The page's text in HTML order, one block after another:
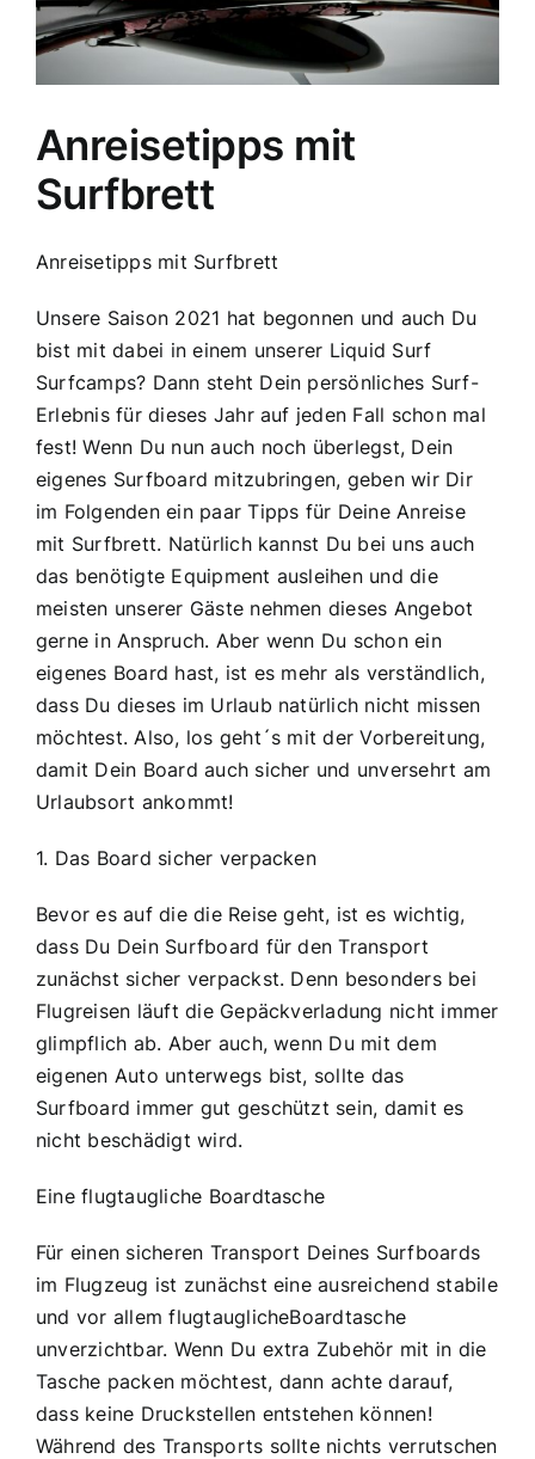
Anreisetipps mit
Surfbrett
Anreisetipps mit Surfbrett
Unsere Saison 2021 hat begonnen und auch Du
bist mit dabei in einem unserer Liquid Surf
Surfcamps? Dann steht Dein persönliches Surf-
Erlebnis für dieses Jahr auf jeden Fall schon mal
fest! Wenn Du nun auch noch überlegst, Dein
eigenes Surfboard mitzubringen, geben wir Dir
im Folgenden ein paar Tipps für Deine Anreise
mit Surfbrett. Natürlich kannst Du bei uns auch
das benötigte Equipment ausleihen und die
meisten unserer Gäste nehmen dieses Angebot
gerne in Anspruch. Aber wenn Du schon ein
eigenes Board hast, ist es mehr als verständlich,
dass Du dieses im Urlaub natürlich nicht missen
möchtest. Also, los geht´s mit der Vorbereitung,
damit Dein Board auch sicher und unversehrt am
Urlaubsort ankommt!
1. Das Board sicher verpacken
Bevor es auf die die Reise geht, ist es wichtig,
dass Du Dein Surfboard für den Transport
zunächst sicher verpackst. Denn besonders bei
Flugreisen läuft die Gepäckverladung nicht immer
glimpflich ab. Aber auch, wenn Du mit dem
eigenen Auto unterwegs bist, sollte das
Surfboard immer gut geschützt sein, damit es
nicht beschädigt wird.
Eine flugtaugliche Boardtasche
Für einen sicheren Transport Deines Surfboards
im Flugzeug ist zunächst eine ausreichend stabile
und vor allem flugtauglicheBoardtasche
unverzichtbar. Wenn Du extra Zubehör mit in die
Tasche packen möchtest, dann achte darauf,
dass keine Druckstellen entstehen können!
Während des Transports sollte nichts verrutschen